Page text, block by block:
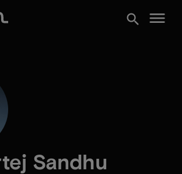
search menu
Sandhu